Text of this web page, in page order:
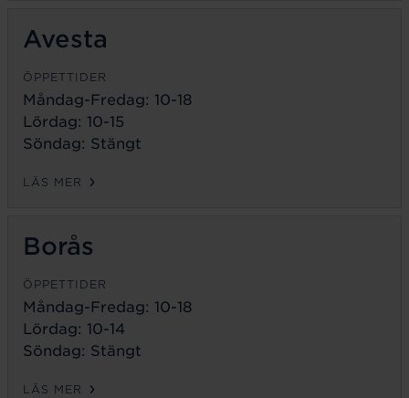
Avesta
ÖPPETTIDER
Måndag-Fredag: 10-18
Lördag: 10-15
Söndag: Stängt
LÄS MER
Borås
ÖPPETTIDER
Måndag-Fredag: 10-18
Lördag: 10-14
Söndag: Stängt
LÄS MER